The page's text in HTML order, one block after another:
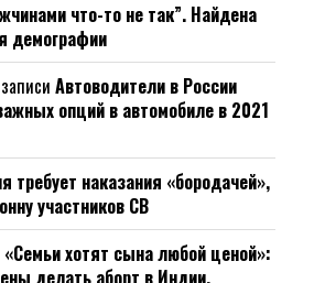
что-то не так”. Найдена
демографии
Автоводители в России
опций в автомобиле в 2021
требует наказания «бородачей»,
участников СВ
«Семьи хотят сына любой ценой»:
делать аборт в Индии.